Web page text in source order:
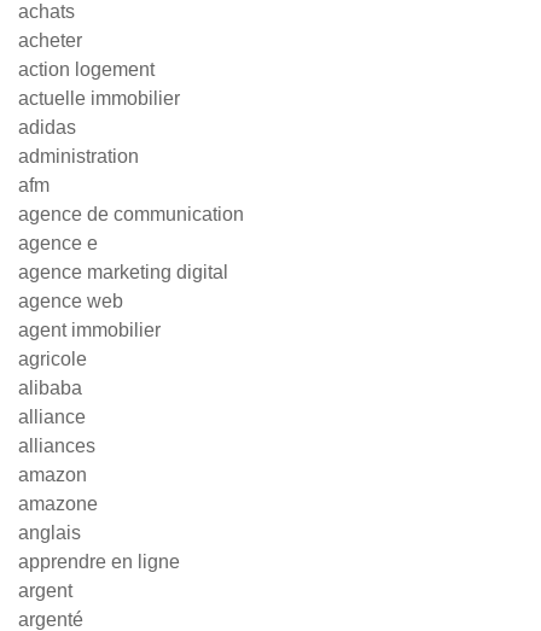
achats
acheter
action logement
actuelle immobilier
adidas
administration
afm
agence de communication
agence e
agence marketing digital
agence web
agent immobilier
agricole
alibaba
alliance
alliances
amazon
amazone
anglais
apprendre en ligne
argent
argenté